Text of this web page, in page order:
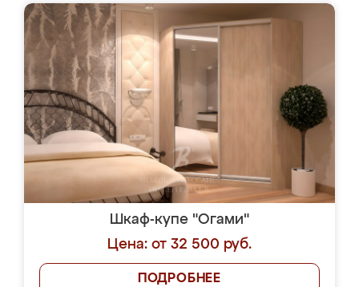
Шкаф-купе "Огами"
Цена: от 32 500 руб.
ПОДРОБНЕЕ